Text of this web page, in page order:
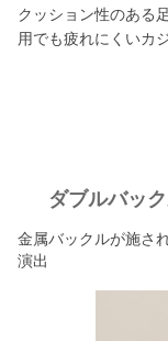
クッション性のある
用でも疲れにくいカ
ダブルバッ
金属バックルが施さ
演出